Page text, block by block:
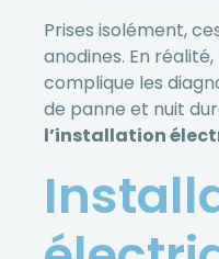
Prises isolément,
anodines. En
complique les
de panne et nuit
l’installation